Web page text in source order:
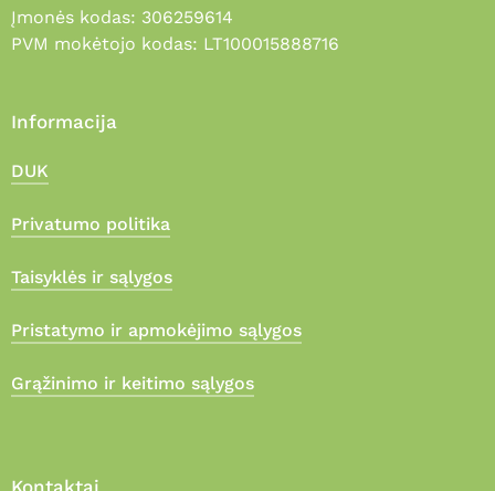
Įmonės kodas: 306259614
PVM mokėtojo kodas: LT100015888716
Informacija
DUK
Privatumo politika
Taisyklės ir sąlygos
Pristatymo ir apmokėjimo sąlygos
Grąžinimo ir keitimo sąlygos